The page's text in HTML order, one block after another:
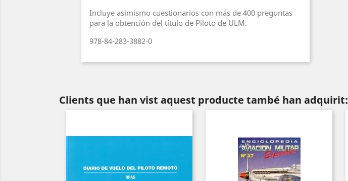
Incluye asimismo cuestionarios con más de 400 preguntas
para la obtención del título de Piloto de ULM.
978-84-283-3882-0
Clients que han vist aquest producte també han adquirit: